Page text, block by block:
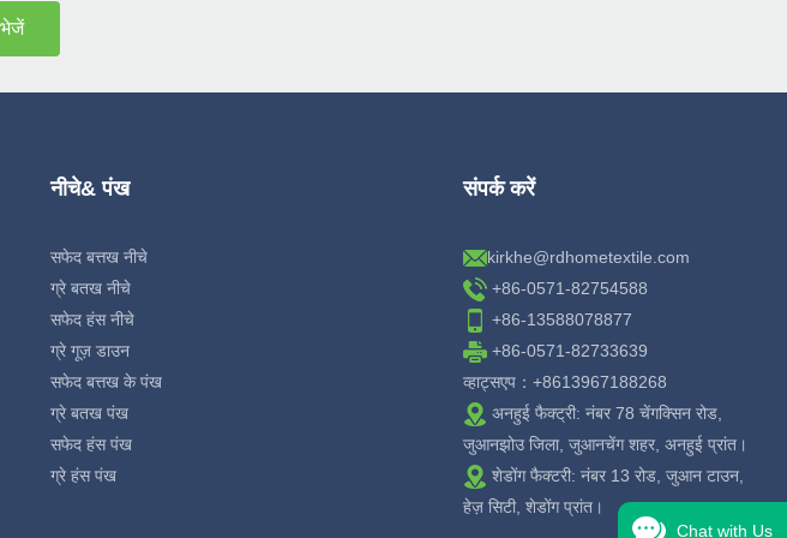
नीचे& पंख
सफेद बत्तख नीचे
ग्रे बतख नीचे
सफेद हंस नीचे
ग्रे गूज़ डाउन
सफेद बत्तख के पंख
ग्रे बतख पंख
सफेद हंस पंख
ग्रे हंस पंख
संपर्क करें
kirkhe@rdhometextile.com
+86-0571-82754588
+86-13588078877
+86-0571-82733639
व्हाट्सएप：+8613967188268
अनहुई फैक्ट्री: नंबर 78 चेंगक्सिन रोड,
जुआनझोउ जिला, जुआनचेंग शहर, अनहुई प्रांत।
शेडोंग फैक्टरी: नंबर 13 रोड, जुआन टाउन,
हेज़ सिटी, शेडोंग प्रांत।
Chat with Us